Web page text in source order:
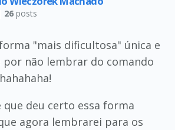
26posts
"mais dificultosa" única e
por não lembrar do comando
deu certo essa forma
agora lembrarei para os